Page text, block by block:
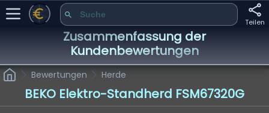
Teilen
Zusammenfassung der
Kundenbewertungen
Bewertungen Herde
BEKO Elektro-Standherd FSM67320G